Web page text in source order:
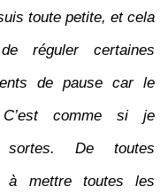
toute petite, et cela
réguler certaines
de pause car le
C’est comme si je
sortes. De toutes
à mettre toutes les